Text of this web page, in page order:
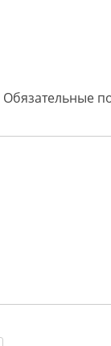
Обязательные